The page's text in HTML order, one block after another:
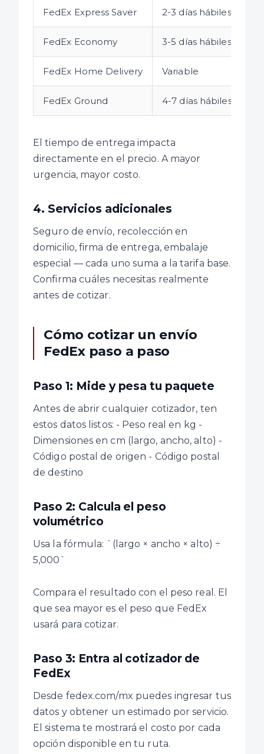
FedEx Express Saver 2-3 días hábiles
FedEx Economy 3-5 días hábiles
FedEx Home Delivery Variable
FedEx Ground 4-7 días hábiles
El tiempo de entrega impacta
directamente en el precio. A mayor
urgencia, mayor costo.
4. Servicios adicionales
Seguro de envío, recolección en
domicilio, firma de entrega, embalaje
especial — cada uno suma a la tarifa base.
Confirma cuáles necesitas realmente
antes de cotizar.
Cómo cotizar un envío
FedEx paso a paso
Paso 1: Mide y pesa tu paquete
Antes de abrir cualquier cotizador, ten
estos datos listos: - Peso real en kg -
Dimensiones en cm (largo, ancho, alto) -
Código postal de origen - Código postal
de destino
Paso 2: Calcula el peso
volumétrico
Usa la fórmula: `(largo × ancho × alto) ÷
5,000`
Compara el resultado con el peso real. El
que sea mayor es el peso que FedEx
usará para cotizar.
Paso 3: Entra al cotizador de
FedEx
Desde fedex.com/mx puedes ingresar tus
datos y obtener un estimado por servicio.
El sistema te mostrará el costo por cada
opción disponible en tu ruta.